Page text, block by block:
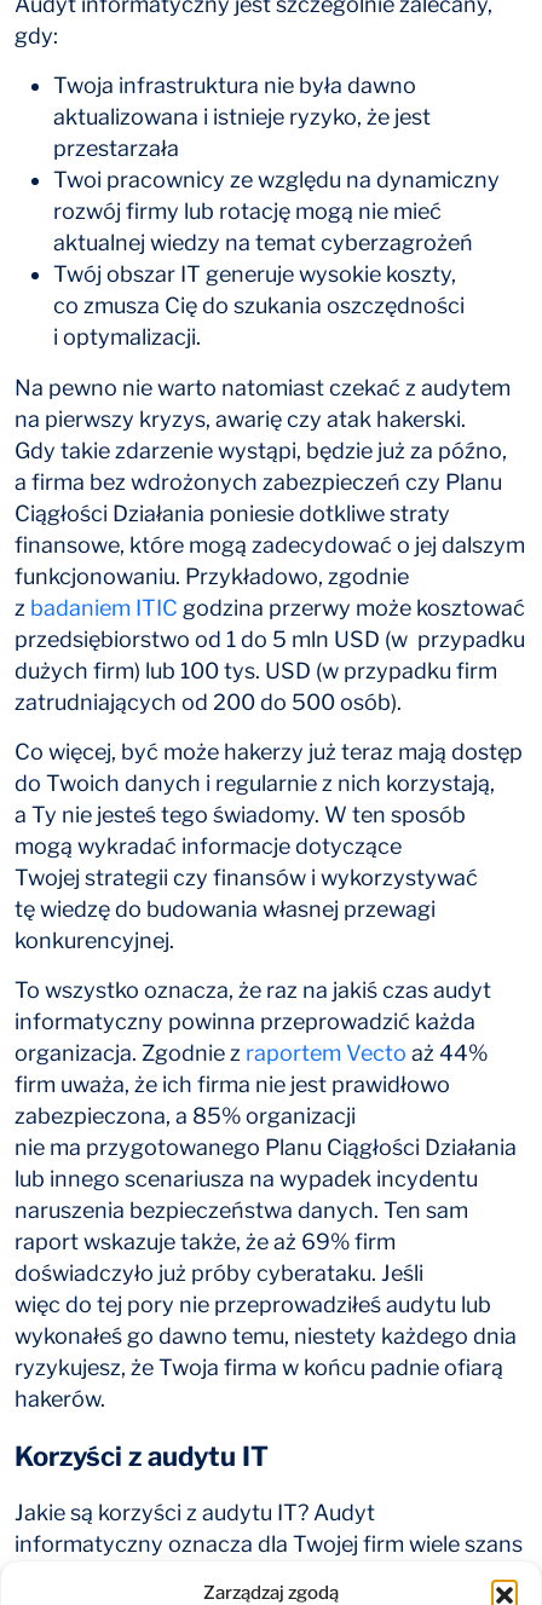
Zarządzaj zgodą
gdy:
Twoja infrastruktura nie była dawno
aktualizowana i istnieje ryzyko, że jest
przestarzała
Twoi pracownicy ze względu na dynamiczny
rozwój firmy lub rotację mogą nie mieć
aktualnej wiedzy na temat cyberzagrożeń
Twój obszar IT generuje wysokie koszty,
co zmusza Cię do szukania oszczędności
i optymalizacji.
Na pewno nie warto natomiast czekać z audytem
na pierwszy kryzys, awarię czy atak hakerski.
Gdy takie zdarzenie wystąpi, będzie już za późno,
a firma bez wdrożonych zabezpieczeń czy Planu
Ciągłości Działania poniesie dotkliwe straty
finansowe, które mogą zadecydować o jej dalszym
funkcjonowaniu. Przykładowo, zgodnie
z badaniem ITIC godzina przerwy może kosztować
przedsiębiorstwo od 1 do 5 mln USD (w przypadku
dużych firm) lub 100 tys. USD (w przypadku firm
zatrudniających od 200 do 500 osób).
Co więcej, być może hakerzy już teraz mają dostęp
do Twoich danych i regularnie z nich korzystają,
a Ty nie jesteś tego świadomy. W ten sposób
mogą wykradać informacje dotyczące
Twojej strategii czy finansów i wykorzystywać
tę wiedzę do budowania własnej przewagi
konkurencyjnej.
To wszystko oznacza, że raz na jakiś czas audyt
informatyczny powinna przeprowadzić każda
organizacja. Zgodnie z raportem Vecto aż 44%
firm uważa, że ich firma nie jest prawidłowo
zabezpieczona, a 85% organizacji
nie ma przygotowanego Planu Ciągłości Działania
lub innego scenariusza na wypadek incydentu
naruszenia bezpieczeństwa danych. Ten sam
raport wskazuje także, że aż 69% firm
doświadczyło już próby cyberataku. Jeśli
więc do tej pory nie przeprowadziłeś audytu lub
wykonałeś go dawno temu, niestety każdego dnia
ryzykujesz, że Twoja firma w końcu padnie ofiarą
hakerów.
Korzyści z audytu IT
Jakie są korzyści z audytu IT? Audyt
informatyczny oznacza dla Twojej firm wiele szans
i znaczne zminimalizowanie ryzyka. Dzięki niemu: